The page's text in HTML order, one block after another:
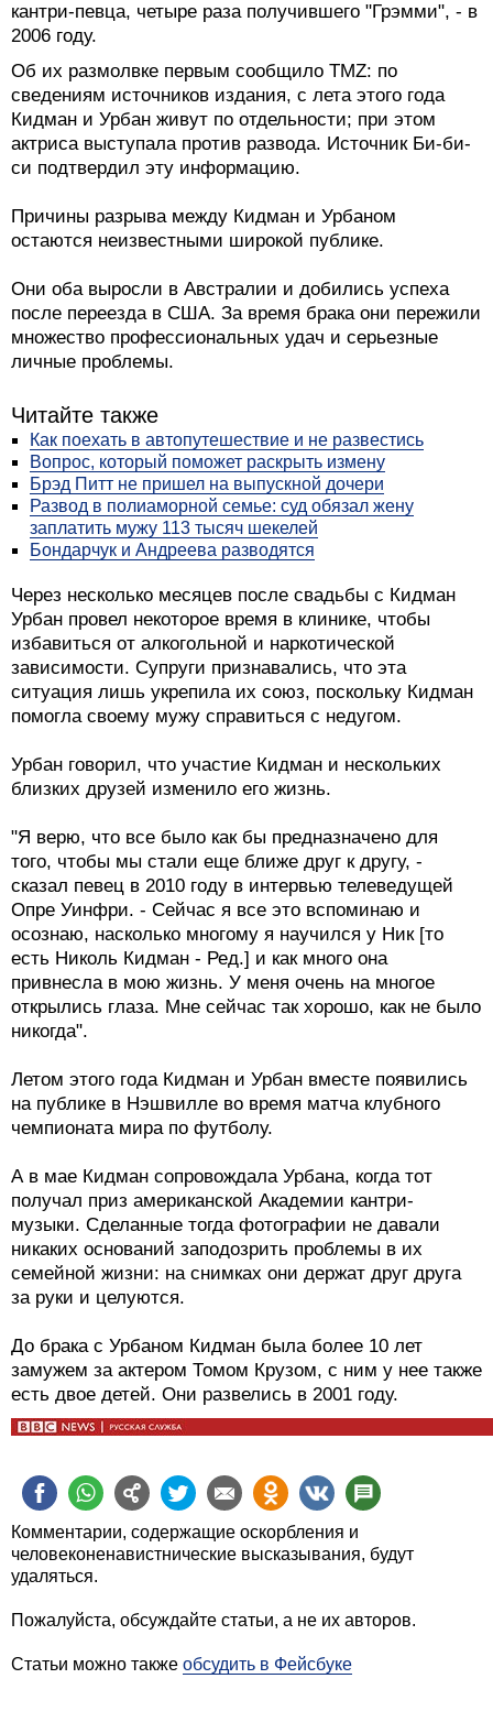
кантри-певца, четыре раза получившего "Грэмми", - в
2006 году.
Об их размолвке первым сообщило TMZ: по
сведениям источников издания, с лета этого года
Кидман и Урбан живут по отдельности; при этом
актриса выступала против развода. Источник Би-би-
си подтвердил эту информацию.
Причины разрыва между Кидман и Урбаном
остаются неизвестными широкой публике.
Они оба выросли в Австралии и добились успеха
после переезда в США. За время брака они пережили
множество профессиональных удач и серьезные
личные проблемы.
Читайте также
Как поехать в автопутешествие и не развестись
Вопрос, который поможет раскрыть измену
Брэд Питт не пришел на выпускной дочери
Развод в полиаморной семье: суд обязал жену
заплатить мужу 113 тысяч шекелей
Бондарчук и Андреева разводятся
Через несколько месяцев после свадьбы с Кидман
Урбан провел некоторое время в клинике, чтобы
избавиться от алкогольной и наркотической
зависимости. Супруги признавались, что эта
ситуация лишь укрепила их союз, поскольку Кидман
помогла своему мужу справиться с недугом.
Урбан говорил, что участие Кидман и нескольких
близких друзей изменило его жизнь.
"Я верю, что все было как бы предназначено для
того, чтобы мы стали еще ближе друг к другу, -
сказал певец в 2010 году в интервью телеведущей
Опре Уинфри. - Сейчас я все это вспоминаю и
осознаю, насколько многому я научился у Ник [то
есть Николь Кидман - Ред.] и как много она
привнесла в мою жизнь. У меня очень на многое
открылись глаза. Мне сейчас так хорошо, как не было
никогда".
Летом этого года Кидман и Урбан вместе появились
на публике в Нэшвилле во время матча клубного
чемпионата мира по футболу.
А в мае Кидман сопровождала Урбана, когда тот
получал приз американской Академии кантри-
музыки. Сделанные тогда фотографии не давали
никаких оснований заподозрить проблемы в их
семейной жизни: на снимках они держат друг друга
за руки и целуются.
До брака с Урбаном Кидман была более 10 лет
замужем за актером Томом Крузом, с ним у нее также
есть двое детей. Они развелись в 2001 году.
Комментарии, содержащие оскорбления и
человеконенавистнические высказывания, будут
удаляться.
Пожалуйста, обсуждайте статьи, а не их авторов.
Статьи можно также обсудить в Фейсбуке